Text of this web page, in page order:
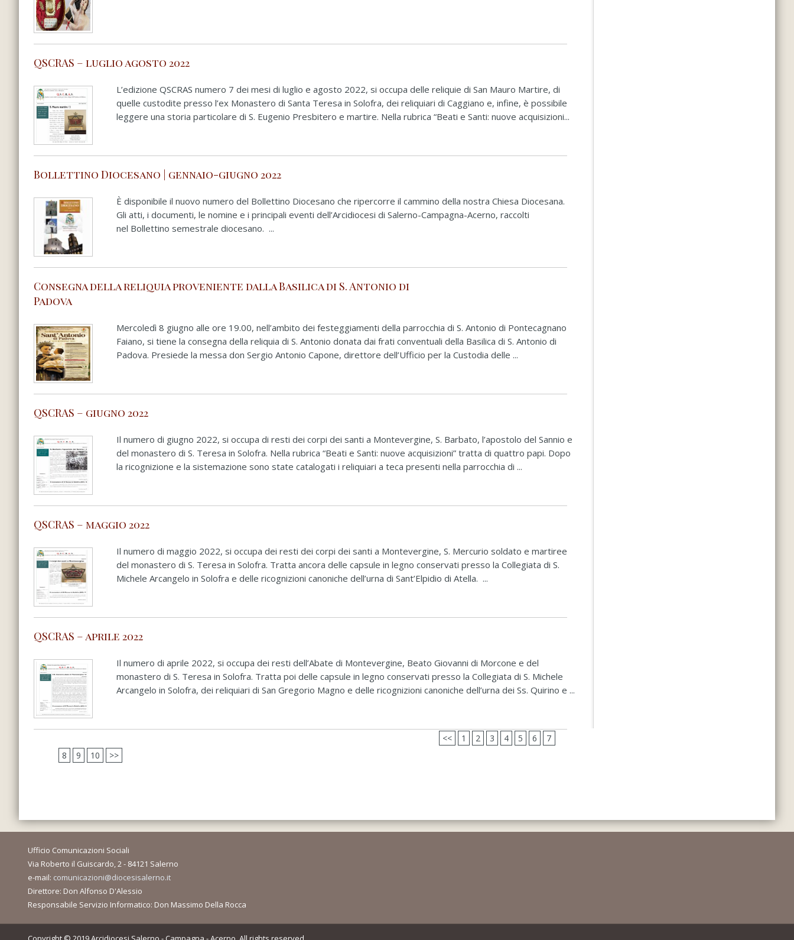
QSCRAS – luglio agosto 2022
L’edizione QSCRAS numero 7 dei mesi di luglio e agosto 2022, si occupa delle reliquie di San Mauro Martire, di
quelle custodite presso l’ex Monastero di Santa Teresa in Solofra, dei reliquiari di Caggiano e, infine, è possibile
leggere una storia particolare di S. Eugenio Presbitero e martire. Nella rubrica “Beati e Santi: nuove acquisizioni...
Bollettino Diocesano | gennaio-giugno 2022
È disponibile il nuovo numero del Bollettino Diocesano che ripercorre il cammino della nostra Chiesa Diocesana.
Gli atti, i documenti, le nomine e i principali eventi dell’Arcidiocesi di Salerno-Campagna-Acerno, raccolti
nel Bollettino semestrale diocesano. ...
Consegna della reliquia proveniente dalla Basilica di S. Antonio di
Padova
Mercoledì 8 giugno alle ore 19.00, nell’ambito dei festeggiamenti della parrocchia di S. Antonio di Pontecagnano
Faiano, si tiene la consegna della reliquia di S. Antonio donata dai frati conventuali della Basilica di S. Antonio di
Padova. Presiede la messa don Sergio Antonio Capone, direttore dell’Ufficio per la Custodia delle ...
QSCRAS – giugno 2022
Il numero di giugno 2022, si occupa di resti dei corpi dei santi a Montevergine, S. Barbato, l’apostolo del Sannio e
del monastero di S. Teresa in Solofra. Nella rubrica “Beati e Santi: nuove acquisizioni” tratta di quattro papi. Dopo
la ricognizione e la sistemazione sono state catalogati i reliquiari a teca presenti nella parrocchia di ...
QSCRAS – maggio 2022
Il numero di maggio 2022, si occupa dei resti dei corpi dei santi a Montevergine, S. Mercurio soldato e martiree
del monastero di S. Teresa in Solofra. Tratta ancora delle capsule in legno conservati presso la Collegiata di S.
Michele Arcangelo in Solofra e delle ricognizioni canoniche dell’urna di Sant’Elpidio di Atella. ...
QSCRAS – aprile 2022
Il numero di aprile 2022, si occupa dei resti dell’Abate di Montevergine, Beato Giovanni di Morcone e del
monastero di S. Teresa in Solofra. Tratta poi delle capsule in legno conservati presso la Collegiata di S. Michele
Arcangelo in Solofra, dei reliquiari di San Gregorio Magno e delle ricognizioni canoniche dell’urna dei Ss. Quirino e ...
<< 1 2 3 4 5 6 7
8 9 10 >>
Ufficio Comunicazioni Sociali
Via Roberto il Guiscardo, 2 - 84121 Salerno
e-mail: comunicazioni@diocesisalerno.it
Direttore: Don Alfonso D'Alessio
Responsabile Servizio Informatico: Don Massimo Della Rocca